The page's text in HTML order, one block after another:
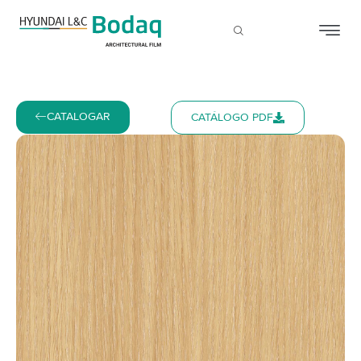
CATALOGAR CATÁLOGO PDF